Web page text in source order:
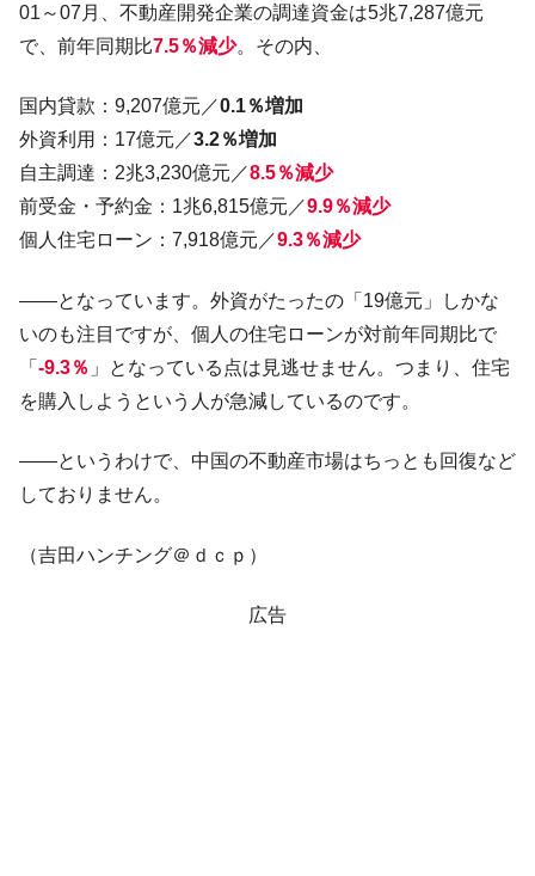
Fact1
甲子園通算本塁打、最多の清原に次いで多く打っ
ている意外な選手とは？
01～07月、不動産開発企業の調達資金は5兆7,287億元
で、前年同期比7.5％減少。その内、
国内貸款：9,207億元／0.1％増加
外資利用：17億元／3.2％増加
自主調達：2兆3,230億元／8.5％減少
前受金・予約金：1兆6,815億元／9.9％減少
個人住宅ローン：7,918億元／9.3％減少
――となっています。外資がたったの「19億元」しかな
いのも注目ですが、個人の住宅ローンが対前年同期比で
「 -9.3％ 」となっている点は見逃せません。つまり、住宅
を購入しようという人が急減しているのです。
――というわけで、中国の不動産市場はちっとも回復など
しておりません。
（吉田ハンチング＠ｄｃｐ）
広告